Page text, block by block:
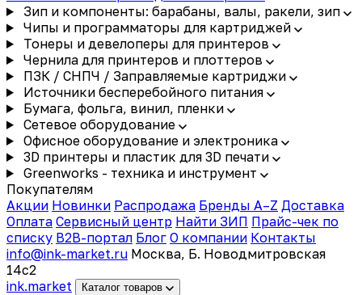
Зип и компоненты: барабаны, валы, ракели, зип
Чипы и программаторы для картриджей
Тонеры и девелоперы для принтеров
Чернила для принтеров и плоттеров
ПЗК / СНПЧ / Заправляемые картриджи
Источники бесперебойного питания
Бумага, фольга, винил, пленки
Сетевое оборудование
Офисное оборудование и электроника
3D принтеры и пластик для 3D печати
Greenworks - техника и инструмент
Покупателям
Акции Новинки Распродажа Бренды A–Z Доставка
Оплата Сервисный центр Найти ЗИП Прайс-чек по
списку B2B-портал Блог О компании Контакты
info@ink-market.ru Москва, Б. Новодмитровская
14с2
ink.market Каталог товаров